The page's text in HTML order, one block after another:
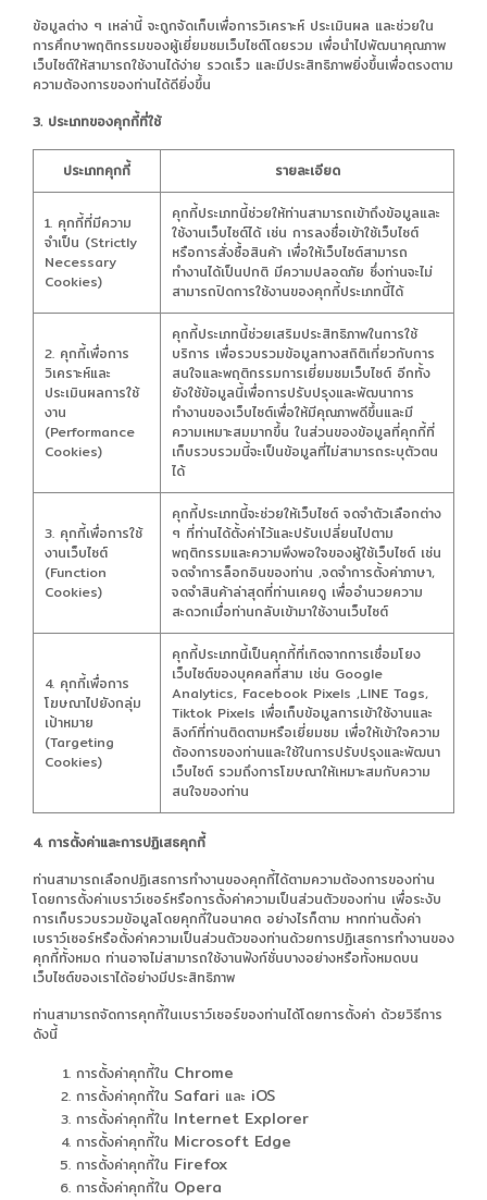
ข้อมูลต่าง ๆ เหล่านี้ จะถูกจัดเก็บเพื่อการวิเคราะห์ ประเมินผล และช่วยใน
การศึกษาพฤติกรรมของผู้เยี่ยมชมเว็บไซต์โดยรวม เพื่อนำไปพัฒนาคุณภาพ
เว็บไซต์ให้สามารถใช้งานได้ง่าย รวดเร็ว และมีประสิทธิภาพยิ่งขึ้นเพื่อตรงตาม
ความต้องการของท่านได้ดียิ่งขึ้น
3. ประเภทของคุกกี้ที่ใช้
ประเภทคุกกี้ รายละเอียด
1. คุกกี้ที่มีความ
จำเป็น (Strictly
Necessary
Cookies)
คุกกี้ประเภทนี้ช่วยให้ท่านสามารถเข้าถึงข้อมูลและ
ใช้งานเว็บไซต์ได้ เช่น การลงชื่อเข้าใช้เว็บไซต์
หรือการสั่งซื้อสินค้า เพื่อให้เว็บไซต์สามารถ
ทำงานได้เป็นปกติ มีความปลอดภัย ซึ่งท่านจะไม่
สามารถปิดการใช้งานของคุกกี้ประเภทนี้ได้
2. คุกกี้เพื่อการ
วิเคราะห์และ
ประเมินผลการใช้
งาน
(Performance
Cookies)
คุกกี้ประเภทนี้ช่วยเสริมประสิทธิภาพในการใช้
บริการ เพื่อรวบรวมข้อมูลทางสถิติเกี่ยวกับการ
สนใจและพฤติกรรมการเยี่ยมชมเว็บไซต์ อีกทั้ง
ยังใช้ข้อมูลนี้เพื่อการปรับปรุงและพัฒนาการ
ทำงานของเว็บไซต์เพื่อให้มีคุณภาพดีขึ้นและมี
ความเหมาะสมมากขึ้น ในส่วนของข้อมูลที่คุกกี้ที่
เก็บรวบรวมนี้จะเป็นข้อมูลที่ไม่สามารถระบุตัวตน
ได้
3. คุกกี้เพื่อการใช้
งานเว็บไซต์
(Function
Cookies)
คุกกี้ประเภทนี้จะช่วยให้เว็บไซต์ จดจำตัวเลือกต่าง
ๆ ที่ท่านได้ตั้งค่าไว้และปรับเปลี่ยนไปตาม
พฤติกรรมและความพึงพอใจของผู้ใช้เว็บไซต์ เช่น
จดจำการล็อกอินของท่าน ,จดจำการตั้งค่าภาษา,
จดจำสินค้าล่าสุดที่ท่านเคยดู เพื่ออำนวยความ
สะดวกเมื่อท่านกลับเข้ามาใช้งานเว็บไซต์
4. คุกกี้เพื่อการ
โฆษณาไปยังกลุ่ม
เป้าหมาย
(Targeting
Cookies)
คุกกี้ประเภทนี้เป็นคุกกี้ที่เกิดจากการเชื่อมโยง
เว็บไซต์ของบุคคลที่สาม เช่น Google
Analytics, Facebook Pixels ,LINE Tags,
Tiktok Pixels เพื่อเก็บข้อมูลการเข้าใช้งานและ
ลิงก์ที่ท่านติดตามหรือเยี่ยมชม เพื่อให้เข้าใจความ
ต้องการของท่านและใช้ในการปรับปรุงและพัฒนา
เว็บไซต์ รวมถึงการโฆษณาให้เหมาะสมกับความ
สนใจของท่าน
4. การตั้งค่าและการปฏิเสธคุกกี้
ท่านสามารถเลือกปฏิเสธการทำงานของคุกกี้ได้ตามความต้องการของท่าน
โดยการตั้งค่าเบราว์เซอร์หรือการตั้งค่าความเป็นส่วนตัวของท่าน เพื่อระงับ
การเก็บรวบรวมข้อมูลโดยคุกกี้ในอนาคต อย่างไรก็ตาม หากท่านตั้งค่า
เบราว์เซอร์หรือตั้งค่าความเป็นส่วนตัวของท่านด้วยการปฏิเสธการทำงานของ
คุกกี้ทั้งหมด ท่านอาจไม่สามารถใช้งานฟังก์ชั่นบางอย่างหรือทั้งหมดบน
เว็บไซต์ของเราได้อย่างมีประสิทธิภาพ
ท่านสามารถจัดการคุกกี้ในเบราว์เซอร์ของท่านได้โดยการตั้งค่า ด้วยวิธีการ
ดังนี้
การตั้งค่าคุกกี้ใน Chrome
การตั้งค่าคุกกี้ใน Safari และ iOS
การตั้งค่าคุกกี้ใน Internet Explorer
การตั้งค่าคุกกี้ใน Microsoft Edge
การตั้งค่าคุกกี้ใน Firefox
การตั้งค่าคุกกี้ใน Opera